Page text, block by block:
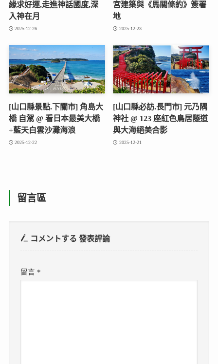
緣求好運,走進神話國度,深
入神在月
2025-12-26
宮建築與《馬關條約》簽署
地
2025-12-23
[山口縣景點.下關市] 角島大
橋 自駕 @ 看日本最美大橋
+藍天白雲沙灘海浪
2025-12-22
[山口縣必訪.長門市] 元乃隅
神社 @ 123 座紅色鳥居隧道
與大海絕美合影
2025-12-21
留言區
コメントする發表評論
留言 *